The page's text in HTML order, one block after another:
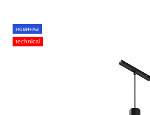
новинка
technical